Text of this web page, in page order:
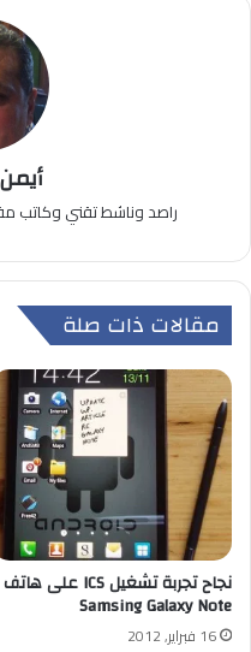
راصد وناشط تقني وكاتب
مقالات ذات صلة
نجاح تجربة تشغيل ICS على هاتف
Samsing Galaxy Note
16 فبراير, 2012